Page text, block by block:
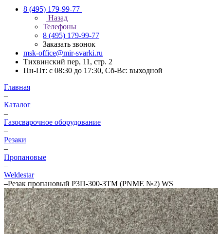
8 (495) 179-99-77
Назад
Телефоны
8 (495) 179-99-77
Заказать звонок
msk-office@mir-svarki.ru
Тихвинский пер, 11, стр. 2
Пн-Пт: с 08:30 до 17:30, Сб-Вс: выходной
Главная
–
Каталог
–
Газосварочное оборудование
–
Резаки
–
Пропановые
–
Weldestar
–Резак пропановый Р3П-300-3ТМ (PNME №2) WS